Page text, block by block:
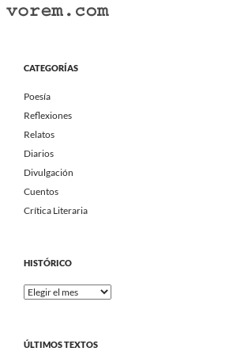
Saltar
Portal Literario Independiente
CATEGORÍAS
Poesía
Reflexiones
Relatos
Diarios
Divulgación
Cuentos
Crítica Literaria
HISTÓRICO
Histórico
ÚLTIMOS TEXTOS